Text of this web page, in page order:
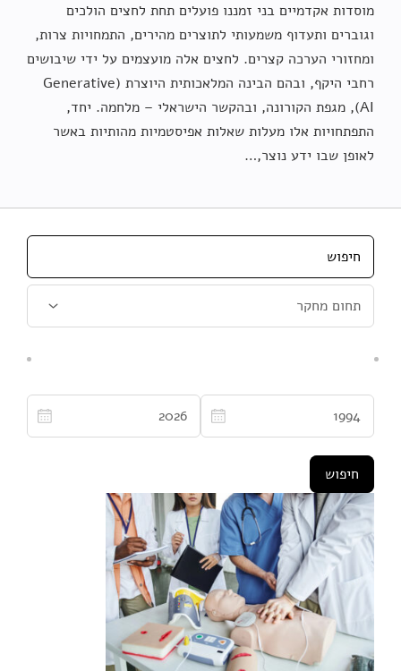
מוסדות אקדמיים בני זמננו פועלים תחת לחצים הולכים
וגוברים ותעדוף משמעותי לתוצרים מהירים, התמחויות צרות,
ומחזורי הערכה קצרים. לחצים אלה מועצמים על ידי שיבושים
רחבי היקף, ובהם הבינה המלאכותית היוצרת (Generative
AI), מגפת הקורונה, ובהקשר הישראלי – מלחמה. יחד,
התפתחויות אלו מעלות שאלות אפיסטמיות מהותיות באשר
לאופן שבו ידע נוצר,…